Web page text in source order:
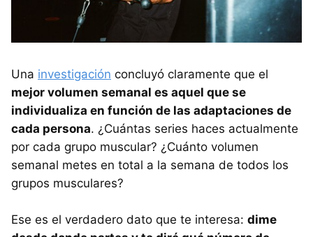
Una investigación concluyó claramente que el
mejor volumen semanal es aquel que se
individualiza en función de las adaptaciones de
cada persona. ¿Cuántas series haces actualmente
por cada grupo muscular? ¿Cuánto volumen
semanal metes en total a la semana de todos los
grupos musculares?
Ese es el verdadero dato que te interesa: dime